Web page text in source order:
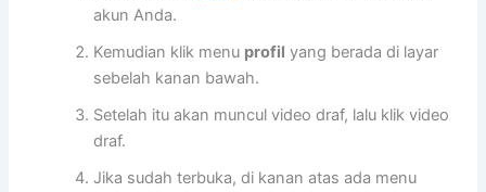
akun Anda.
Kemudian klik menu profil yang berada di layar
sebelah kanan bawah.
Setelah itu akan muncul video draf, lalu klik video
draf.
Jika sudah terbuka, di kanan atas ada menu